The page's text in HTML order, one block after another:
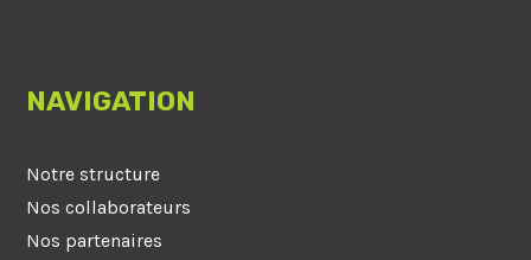
NAVIGATION
Notre structure
Nos collaborateurs
Nos partenaires